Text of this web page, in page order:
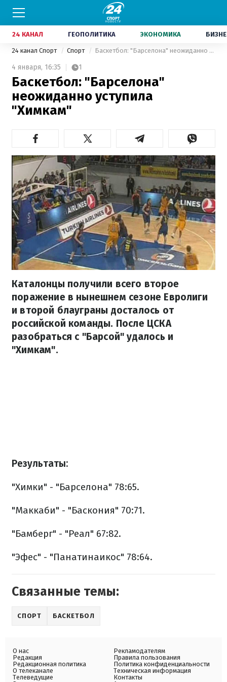
24 КАНАЛ ГЕОПОЛИТИКА ЭКОНОМИКА
24 канал Спорт Спорт Баскетбол: "Барселона" неожиданно уступила "Химкам"
4 января, 16:35 1
Баскетбол: "Барселона"
неожиданно уступила
"Химкам"
Каталонцы получили всего второе
поражение в нынешнем сезоне Евролиги
и второй блауграны досталось от
российской команды. После ЦСКА
разобраться с "Барсой" удалось и
"Химкам".
Результаты:
"Химки" - "Барселона" 78:65.
"Маккаби" - "Баскония" 70:71.
"Бамберг" - "Реал" 67:82.
"Эфес" - "Панатинаикос" 78:64.
Связанные темы:
СПОРТ БАСКЕТБОЛ
О нас
Редакция
Редакционная политика
О телеканале
Телеведущие
Рекламодателям
Правила пользования
Политика конфиденциальности
Техническая информация
Контакты